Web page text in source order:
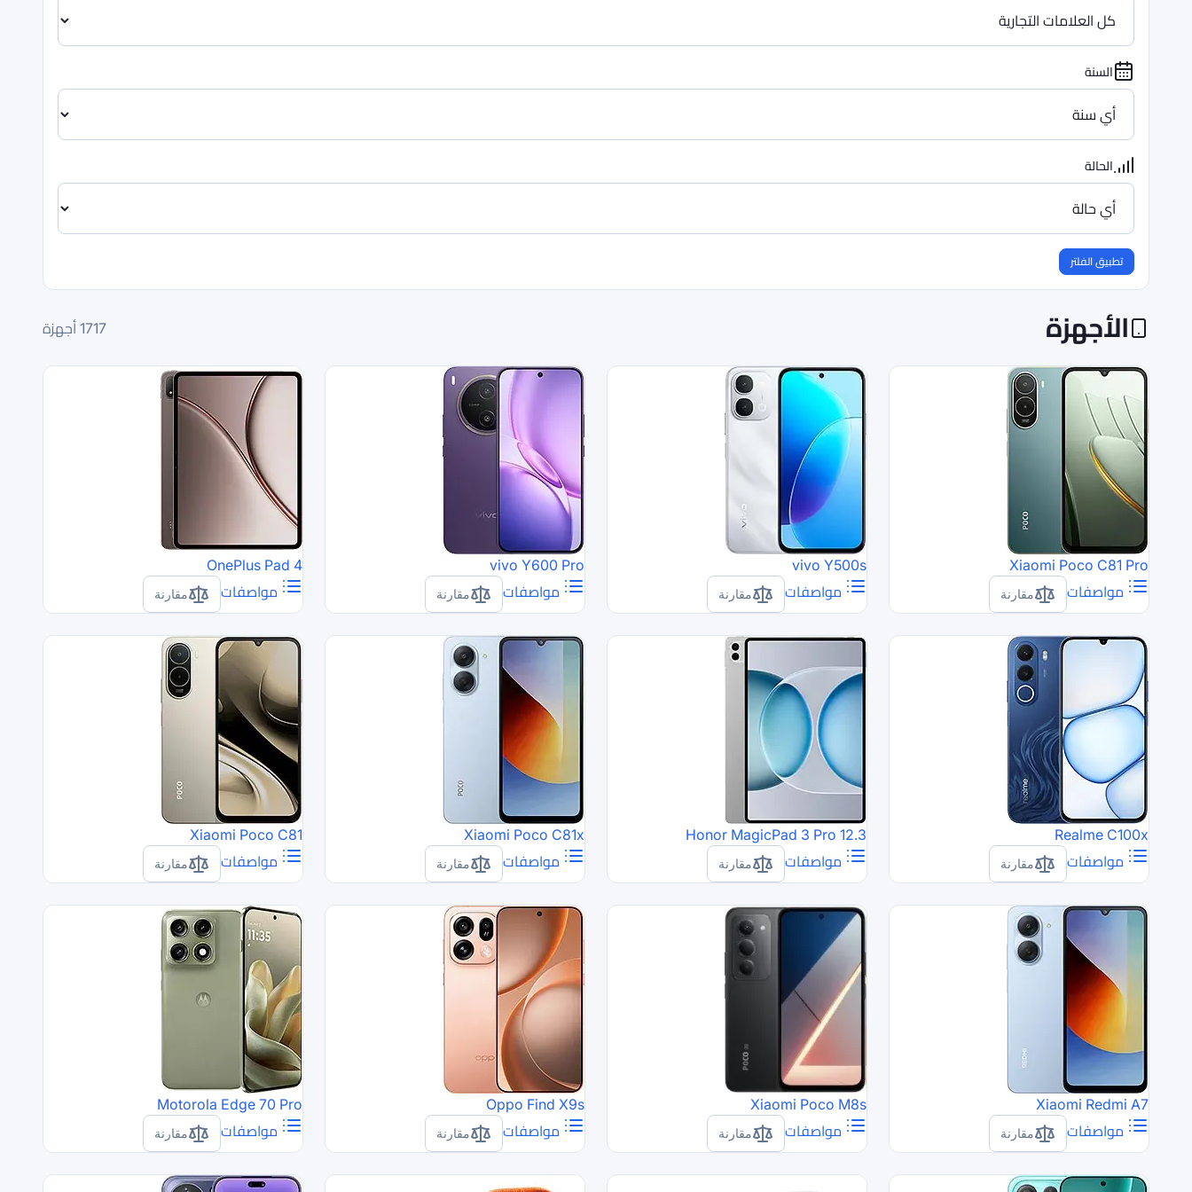
السنة
الحالة
تطبيق الفلتر
الأجهزة 1717 أجهزة
Xiaomi Poco C81 Pro
مواصفات
مقارنة
vivo Y500s
مواصفات
مقارنة
vivo Y600 Pro
مواصفات
مقارنة
OnePlus Pad 4
مواصفات
مقارنة
Realme C100x
مواصفات
مقارنة
Honor MagicPad 3 Pro 12.3
مواصفات
مقارنة
Xiaomi Poco C81x
مواصفات
مقارنة
Xiaomi Poco C81
مواصفات
مقارنة
Xiaomi Redmi A7
مواصفات
مقارنة
Xiaomi Poco M8s
مواصفات
مقارنة
Oppo Find X9s
مواصفات
مقارنة
Motorola Edge 70 Pro
مواصفات
مقارنة